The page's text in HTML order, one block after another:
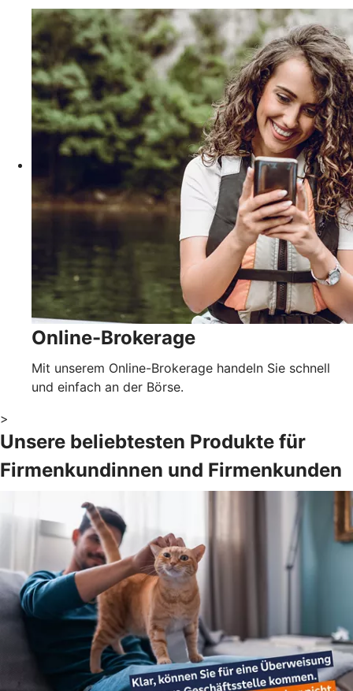
Online-Brokerage
Mit unserem Online-Brokerage handeln Sie schnell
und einfach an der Börse.
>
Unsere beliebtesten Produkte für
Firmenkundinnen und Firmenkunden